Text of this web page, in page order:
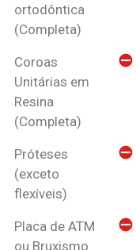
ortodôntica
(Completa)
Coroas
Unitárias em
Resina
(Completa)
Próteses
(exceto
flexíveis)
Placa de ATM
ou Bruxismo